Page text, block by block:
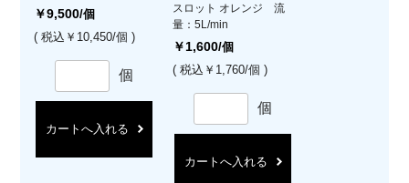
￥9,500/個
( 税込￥10,450/個 )
個
カートへ入れる
スロット オレンジ 流
量：5L/min
￥1,600/個
( 税込￥1,760/個 )
個
カートへ入れる